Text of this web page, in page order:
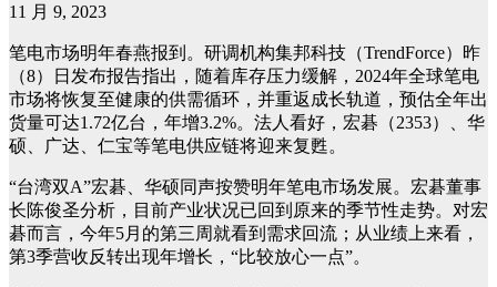
11 月 9, 2023
笔电市场明年春燕报到。研调机构集邦科技（TrendForce）昨
（8）日发布报告指出，随着库存压力缓解，2024年全球笔电
市场将恢复至健康的供需循环，并重返成长轨道，预估全年出
货量可达1.72亿台，年增3.2%。法人看好，宏碁（2353）、华
硕、广达、仁宝等笔电供应链将迎来复甦。
“台湾双A”宏碁、华硕同声按赞明年笔电市场发展。宏碁董事
长陈俊圣分析，目前产业状况已回到原来的季节性走势。对宏
碁而言，今年5月的第三周就看到需求回流；从业绩上来看，
第3季营收反转出现年增长，“比较放心一点”。